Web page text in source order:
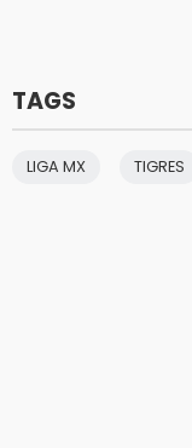
TAGS
LIGA MX TIGRES